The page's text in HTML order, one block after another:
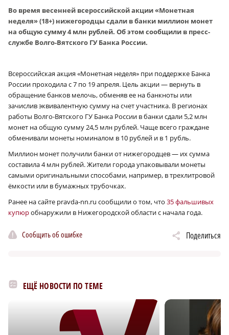
Во время весенней всероссийской акции «Монетная
неделя» (18+) нижегородцы сдали в банки миллион монет
на общую сумму 4 млн рублей. Об этом сообщили в пресс-
службе Волго-Вятского ГУ Банка России.
Всероссийская акция «Монетная неделя» при поддержке Банка
России проходила с 7 по 19 апреля. Цель акции — вернуть в
обращение банков мелочь, обменяв ее на банкноты или
зачислив эквивалентную сумму на счет участника. В регионах
работы Волго-Вятского ГУ Банка России в банки сдали 5,2 млн
монет на общую сумму 24,5 млн рублей. Чаще всего граждане
обменивали монеты номиналом в 10 рублей и в 1 рубль.
Миллион монет получили банки от нижегородцев — их сумма
составила 4 млн рублей. Жители города упаковывали монеты
самыми оригинальными способами, например, в трехлитровой
ёмкости или в бумажных трубочках.
Ранее на сайте pravda-nn.ru сообщили о том, что 35 фальшивых
купюробнаружили в Нижегородской области с начала года.
Сообщить об ошибке Поделиться
ЕЩЁ НОВОСТИ ПО ТЕМЕ